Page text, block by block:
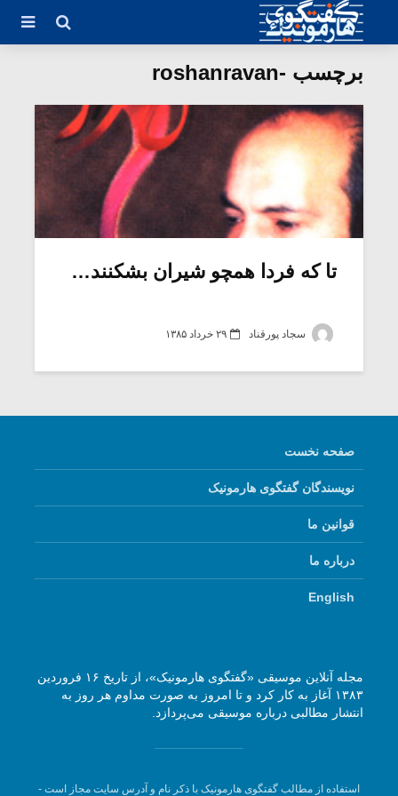
برچسب -roshanravan
تا که فردا همچو شیران بشکنند…
سجاد پورقناد ۲۹ خرداد ۱۳۸۵
صفحه نخست
نویسندگان گفتگوی هارمونیک
قوانین ما
درباره ما
English
مجله آنلاین موسیقی «گفتگوی هارمونیک»، از تاریخ ۱۶ فروردین
۱۳۸۳ آغاز به کار کرد و تا امروز به صورت مداوم هر روز به
انتشار مطالبی درباره موسیقی می‌پردازد.
استفاده از مطالب گفتگوی هارمونیک با ذکر نام و آدرس سایت مجاز است -